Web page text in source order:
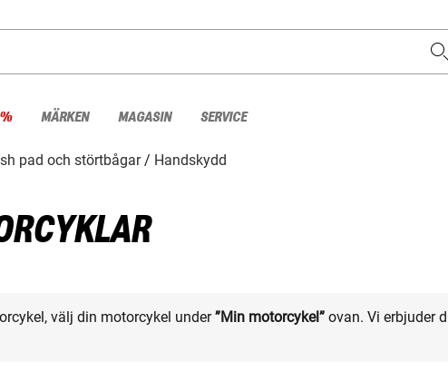
MÄRKEN MAGASIN SERVICE
pad och störtbågar Handskydd
välj din motorcykel under”Min motorcykel” ovan. Vi erbjuder